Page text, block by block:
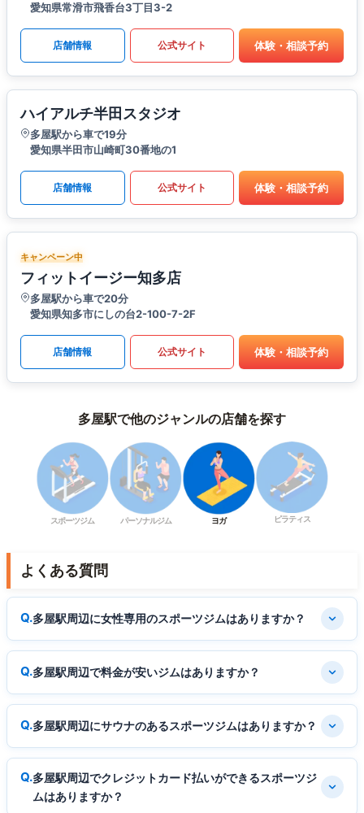
愛知県常滑市飛香台3丁目3-2
店舗情報 公式サイト 体験・相談予約
ハイアルチ半田スタジオ
多屋駅から車で19分
愛知県半田市山崎町30番地の1
店舗情報 公式サイト 体験・相談予約
キャンペーン中
フィットイージー知多店
多屋駅から車で20分
愛知県知多市にしの台2-100-7-2F
店舗情報 公式サイト 体験・相談予約
多屋駅で他のジャンルの店舗を探す
スポーツジム パーソナルジム ヨガ ピラティス
よくある質問
多屋駅周辺に女性専用のスポーツジムはありますか？
多屋駅周辺で料金が安いジムはありますか？
多屋駅周辺にサウナのあるスポーツジムはありますか？
多屋駅周辺でクレジットカード払いができるスポーツジ
ムはありますか？